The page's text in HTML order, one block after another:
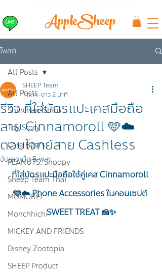
โพสต์
All Posts
Shinchan-Shiro
Toy Story
Care Bears
PEANUTS: Snoopy
Sheep Team Thai
MOMOREI
Monchhichi
MICKEY AND FRIENDS
Disney Zootopia
SHEEP Product
All Posts
รีวิว ที่ใส่บัตรแปะเคสมือถือ
ลาย Cinnamoroll 🩵☁️
ตอบโจทย์สาย Cashless
SHEEP Team
1 พ.ค. ยาว 2 นาที
อัปเดตเมื่อ5 พ.ค.
ที่ใส่บัตรแปะมือถือใช้คู่เคส Cinnamoroll
🩵☁️ Phone Accessories ในคอนเซปต์
SWEET TREAT 🍰✨